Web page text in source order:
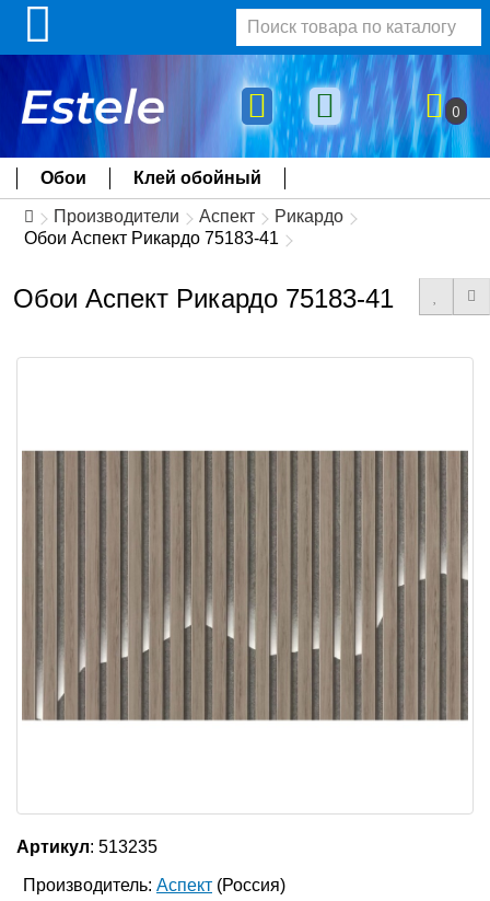
0
Обои Клей обойный
Производители Аспект
Рикардо
Обои Аспект Рикардо 75183-41
Обои Аспект Рикардо 75183-41
Артикул: 513235
Производитель: Аспект (Россия)